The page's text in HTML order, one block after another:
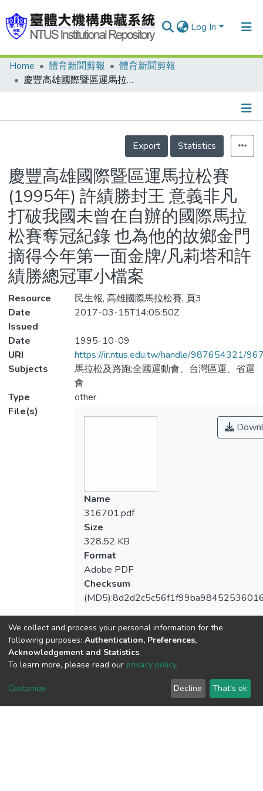
Log In
Communities & Collections
Statistics
Home 體育新聞剪報
體育新聞剪報
慶豐高雄國際暨區運馬拉松賽(1995年) 許績勝封王 意義非凡 打破我國未曾在自辦的國際馬拉松賽奪冠紀錄 也為他的故鄉金門摘得今年第一面金牌/凡莉塔和許績勝總冠軍小檔案
Details
Export
Statistics
慶豐高雄國際暨區運馬拉松賽
(1995年) 許績勝封王 意義非凡
打破我國未曾在自辦的國際馬拉
松賽奪冠紀錄 也為他的故鄉金門
摘得今年第一面金牌/凡莉塔和許
績勝總冠軍小檔案
Resource
民生報, 高雄國際馬拉松賽, 頁3
Date
Issued
2017-03-15T14:05:50Z
Date
1995-10-09
URI
https://ir.ntus.edu.tw/handle/987654321/
Subjects
馬拉松及路跑;全國運動會、台灣區運、省運
會
Type
other
File(s)
Name
316701.pdf
Size
328.52 KB
Format
Adobe PDF
Checksum
View metrics
We collect and process your personal information for the
following purposes: Authentication, Preferences,
Acknowledgement and Statistics.
To learn more, please read our privacy policy.
Customize Decline That's ok